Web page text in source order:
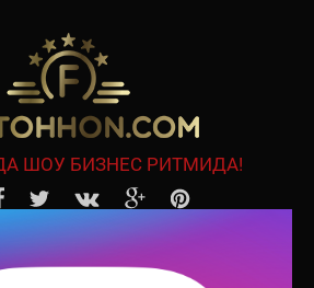
ШОУ БИЗНЕС РИТМИДА!